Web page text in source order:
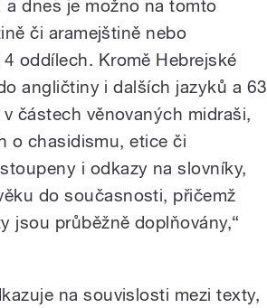
a dnes je možno na tomto
či aramejštině nebo
oddílech. Kromě Hebrejské
angličtiny i dalších jazyků a 63
částech věnovaných midraši,
o chasidismu, etice či
i odkazy na slovníky,
do současnosti, přičemž
jsou průběžně doplňovány,“
na souvislosti mezi texty,